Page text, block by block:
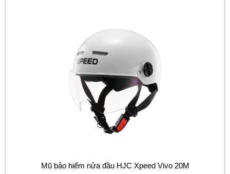
Mũ bảo hiểm nửa đầu HJC Xpeed Vivo 20M